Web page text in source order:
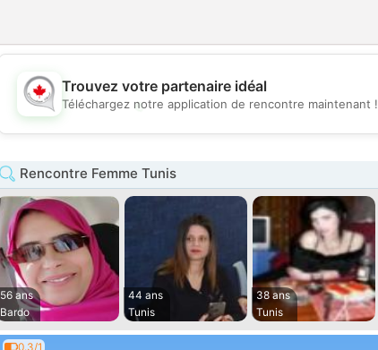
💕
Trouvez votre partenaire idéal
Téléchargez notre application de rencontre maintenant !
Rencontre Femme Tunis
56 ans
Bardo
44 ans
Tunis
38 ans
Tunis
0.3/1